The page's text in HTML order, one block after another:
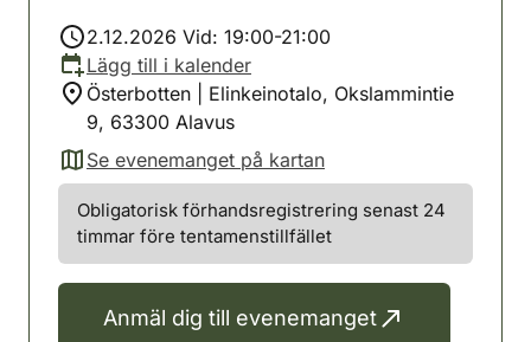
2.12.2026 Vid: 19:00-21:00
Lägg till i kalender
Österbotten | Elinkeinotalo, Okslammintie
9, 63300 Alavus
Se evenemanget på kartan
(avautuu uuteen välilehteen)
Obligatorisk förhandsregistrering senast 24
timmar före tentamenstillfället
Anmäl dig till evenemanget